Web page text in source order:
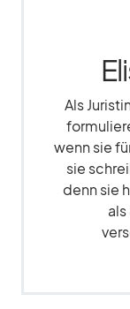
Als
wenn sie
sie
denn sie